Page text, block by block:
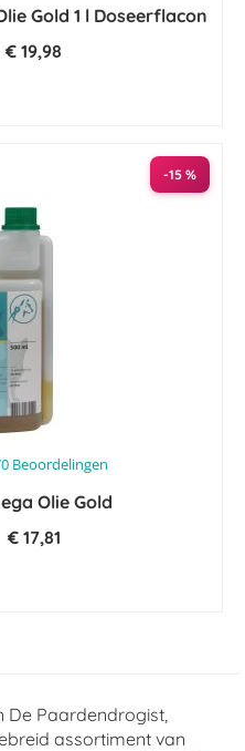
Gold 1 l Doseerflacon
€ 19,98
-15 %
Beoordelingen
Olie Gold
€ 17,81
De Paardendrogist,
assortiment van